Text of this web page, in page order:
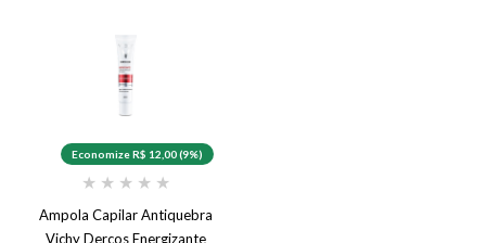
Economize R$ 12,00 (9%)
★ ★ ★ ★ ★
Ampola Capilar Antiquebra
Vichy Dercos Energizante